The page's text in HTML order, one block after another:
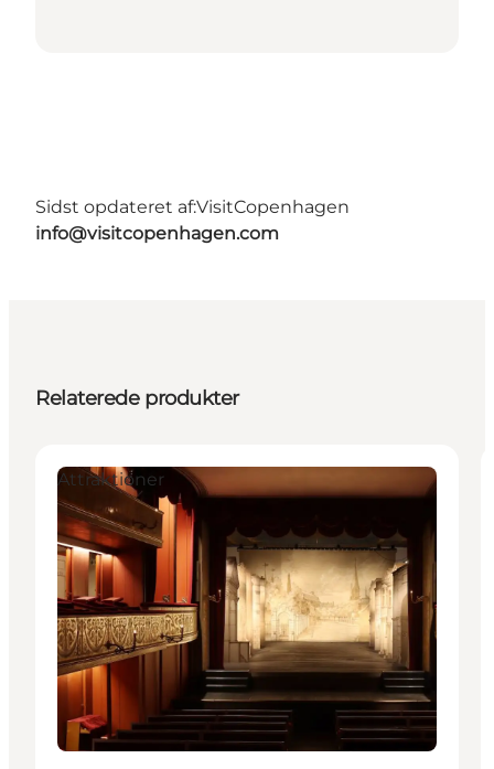
Sidst opdateret af:VisitCopenhagen
info@visitcopenhagen.com
Relaterede produkter
Attraktioner